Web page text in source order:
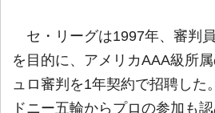
セ・リーグは1997年、審判
を目的に、アメリカAAA級所
ュロ審判を1年契約で招聘した
ドニー五輪からプロの参加も